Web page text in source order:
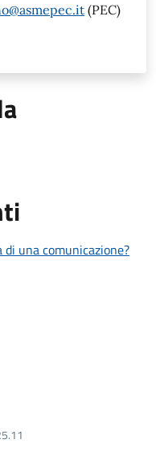
(PEC)
una comunicazione?